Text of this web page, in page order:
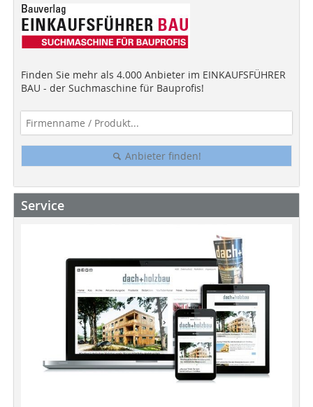
Finden Sie mehr als 4.000 Anbieter im EINKAUFSFÜHRER
BAU - der Suchmaschine für Bauprofis!
Anbieter finden!
Service